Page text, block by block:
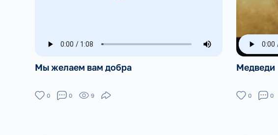
Мы желаем вам добра
0 0 9
Медведи
0 0